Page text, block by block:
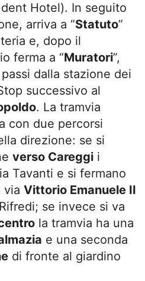
Hotel). In seguito
arriva a “Statuto”
e, dopo il
ferma a “Muratori”,
dalla stazione dei
successivo al
. La tramvia
con due percorsi
direzione: se si
verso Careggi i
Tavanti e si fermano
via Vittorio Emanuele II
se invece si va
la tramvia ha una
e una seconda
di fronte al giardino